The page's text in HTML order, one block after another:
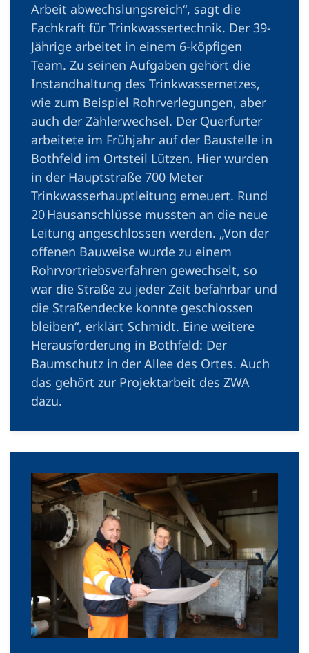
Arbeit abwechslungsreich“, sagt die
Fachkraft für Trinkwassertechnik. Der 39-
Jährige arbeitet in einem 6-köpfigen
Team. Zu seinen Aufgaben gehört die
Instandhaltung des Trinkwassernetzes,
wie zum Beispiel Rohrverlegungen, aber
auch der Zählerwechsel. Der Querfurter
arbeitete im Frühjahr auf der Baustelle in
Bothfeld im Ortsteil Lützen. Hier wurden
in der Hauptstraße 700 Meter
Trinkwasserhauptleitung erneuert. Rund
20 Hausanschlüsse mussten an die neue
Leitung angeschlossen werden. „Von der
offenen Bauweise wurde zu einem
Rohrvortriebsverfahren gewechselt, so
war die Straße zu jeder Zeit befahrbar und
die Straßendecke konnte geschlossen
bleiben“, erklärt Schmidt. Eine weitere
Herausforderung in Bothfeld: Der
Baumschutz in der Allee des Ortes. Auch
das gehört zur ­Projektarbeit des ZWA
dazu.